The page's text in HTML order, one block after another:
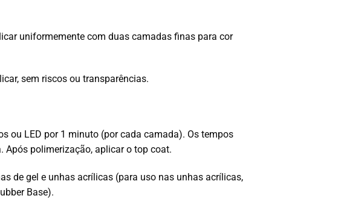
uniformemente com duas camadas finas para cor
sem riscos ou transparências.
ou LED por 1 minuto (por cada camada). Os tempos
polimerização, aplicar o top coat.
de gel e unhas acrílicas (para uso nas unhas acrílicas,
Base).